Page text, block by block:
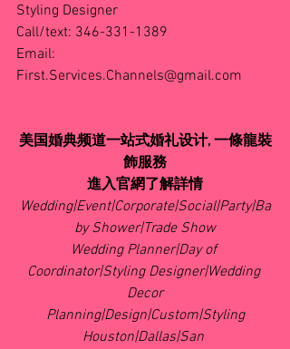
Styling Designer
Call/text: 346-331-1389
Email:
First.Services.Channels@gmail.com
美国婚典频道一站式婚礼设计, 一條龍裝
飾服務
進入官網了解詳情
Wedding|Event|Corporate|Social|Party|Ba
by Shower|Trade Show
Wedding Planner|Day of
Coordinator|Styling Designer|Wedding
Decor
Planning|Design|Custom|Styling
Houston|Dallas|San